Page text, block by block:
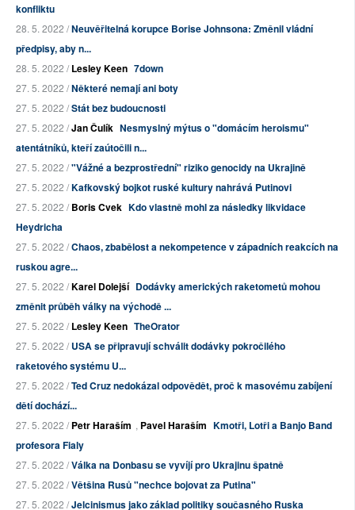
konfliktu
28. 5. 2022 /Neuvěřitelná korupce Borise Johnsona: Změnil vládní
předpisy, aby n...
28. 5. 2022 /Lesley Keen 7down
27. 5. 2022 /Některé nemají ani boty
27. 5. 2022 /Stát bez budoucnosti
27. 5. 2022 /Jan Čulík Nesmyslný mýtus o "domácím heroismu"
atentátníků, kteří zaútočili n...
27. 5. 2022 /"Vážné a bezprostřední" riziko genocidy na Ukrajině
27. 5. 2022 /Kafkovský bojkot ruské kultury nahrává Putinovi
27. 5. 2022 /Boris Cvek Kdo vlastně mohl za následky likvidace
Heydricha
27. 5. 2022 /Chaos, zbabělost a nekompetence v západních reakcích na
ruskou agre...
27. 5. 2022 /Karel Dolejší Dodávky amerických raketometů mohou
změnit průběh války na východě ...
27. 5. 2022 /Lesley Keen TheOrator
27. 5. 2022 /USA se připravují schválit dodávky pokročilého
raketového systému U...
27. 5. 2022 /Ted Cruz nedokázal odpovědět, proč k masovému zabíjení
dětí dochází...
27. 5. 2022 /Petr Haraším , Pavel Haraším Kmotři, Lotři a Banjo Band
profesora Fialy
27. 5. 2022 /Válka na Donbasu se vyvíjí pro Ukrajinu špatně
27. 5. 2022 /Většina Rusů "nechce bojovat za Putina"
27. 5. 2022 /Jelcinismus jako základ politiky současného Ruska